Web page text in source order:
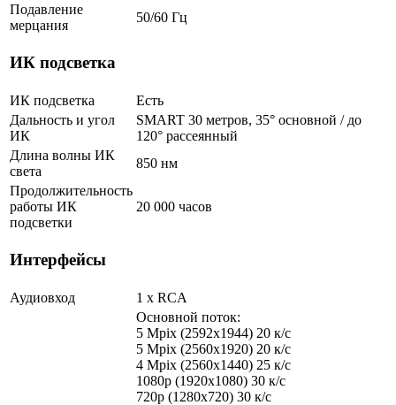
Подавление
мерцания
50/60 Гц
ИК подсветка
ИК подсветка
Есть
Дальность и угол
ИК
SMART 30 метров, 35° основной / до
120° рассеянный
Длина волны ИК
света
850 нм
Продолжительность
работы ИК
подсветки
20 000 часов
Интерфейсы
Аудиовход 1 х RCA
Основной поток:
5 Mpix (2592x1944) 20 к/с
5 Mpix (2560x1920) 20 к/с
4 Mpix (2560x1440) 25 к/с
1080p (1920x1080) 30 к/с
720p (1280x720) 30 к/с